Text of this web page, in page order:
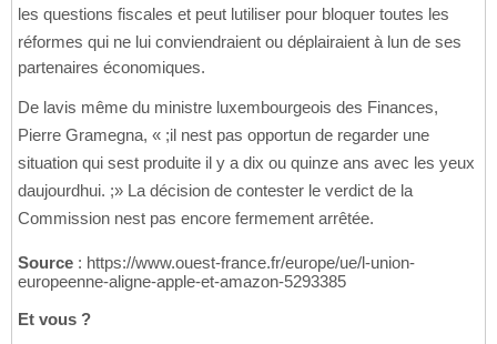
les questions fiscales et peut lutiliser pour bloquer toutes les
réformes qui ne lui conviendraient ou déplairaient à lun de ses
partenaires économiques.
De lavis même du ministre luxembourgeois des Finances,
Pierre Gramegna, « ;il nest pas opportun de regarder une
situation qui sest produite il y a dix ou quinze ans avec les yeux
daujourdhui. ;» La décision de contester le verdict de la
Commission nest pas encore fermement arrêtée.
Source : https://www.ouest-france.fr/europe/ue/l-union-
europeenne-aligne-apple-et-amazon-5293385
Et vous ?